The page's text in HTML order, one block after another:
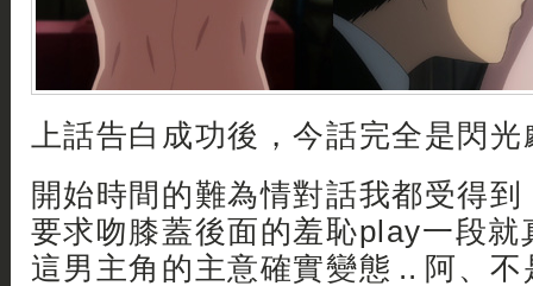
上話告白成功後，今話完全是閃
開始時間的難為情對話我都受得
要求吻膝蓋後面的羞恥play一段
這男主角的主意確實變態 .. 阿、